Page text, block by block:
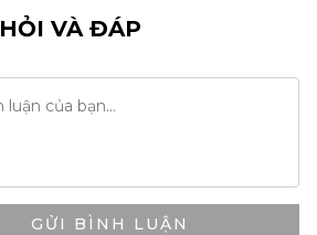
HỎI VÀ ĐÁP
GỬI BÌNH LUẬN